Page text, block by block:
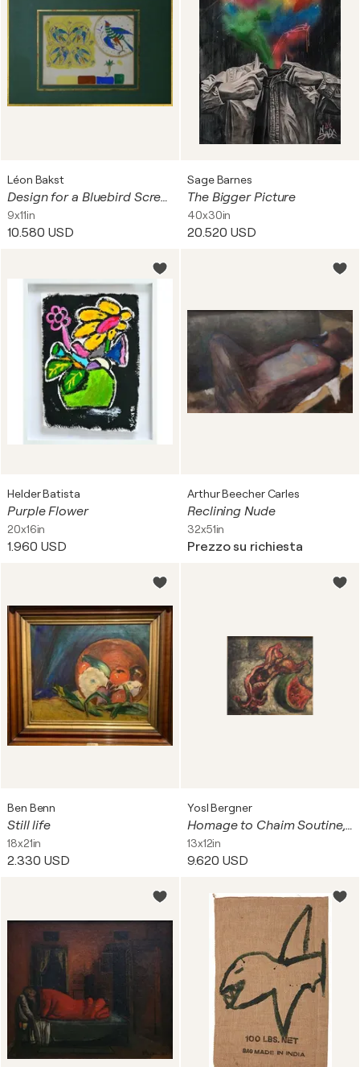
Léon Bakst
Design for a Bluebird Screen in La Belle au Bois Domant
9x11in
10.580 USD
Sage Barnes
The Bigger Picture
40x30in
20.520 USD
Helder Batista
Purple Flower
20x16in
1.960 USD
Arthur Beecher Carles
Reclining Nude
32x51in
Prezzo su richiesta
Ben Benn
Still life
18x21in
2.330 USD
Yosl Bergner
Homage to Chaim Soutine, ca. 1950
13x12in
9.620 USD